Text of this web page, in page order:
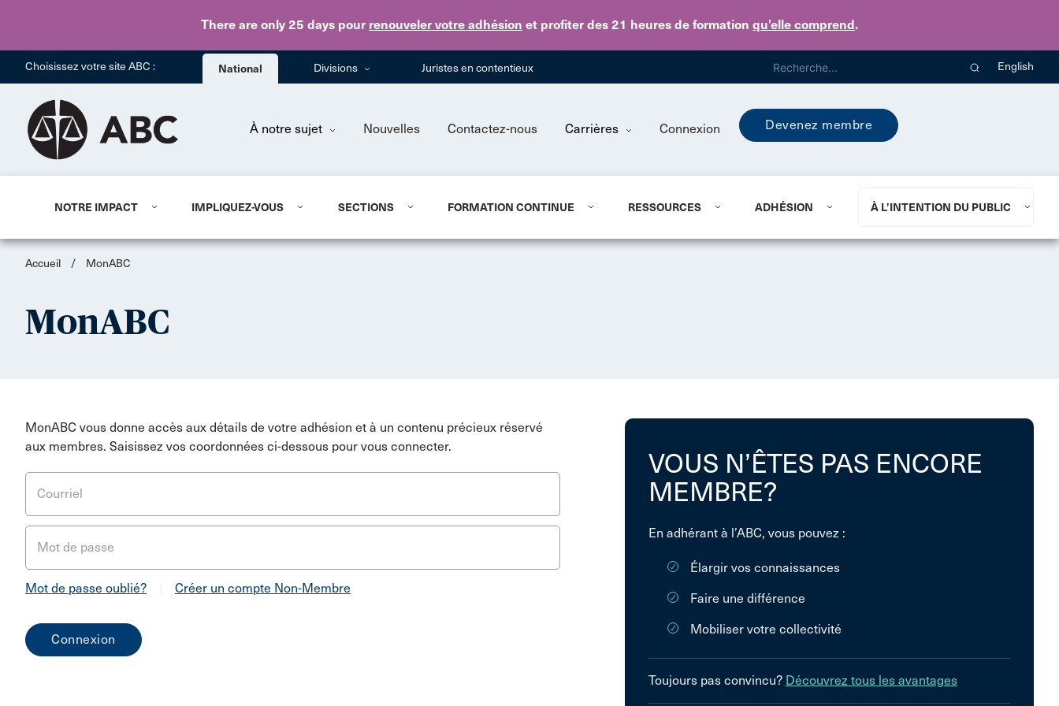
There are only 25 days pour renouveler votre adhésion et profiter des 21 heures de formation qu’elle comprend.
Skip to main content
Choisissez votre site ABC : National Divisions Juristes en contentieux English
À notre sujet Nouvelles Contactez-nous Carrières Connexion Devenez membre
NOTRE IMPACT IMPLIQUEZ-VOUS SECTIONS FORMATION CONTINUE RESSOURCES ADHÉSION À L’INTENTION DU PUBLIC
Accueil / MonABC
MonABC
MonABC vous donne accès aux détails de votre adhésion et à un contenu précieux réservé
aux membres. Saisissez vos coordonnées ci-dessous pour vous connecter.
Courriel
Mot de passe
Mot de passe oublié? Créer un compte Non-Membre
VOUS N’ÊTES PAS ENCORE
MEMBRE?
En adhérant à l’ABC, vous pouvez :
Élargir vos connaissances
Faire une différence
Mobiliser votre collectivité
Toujours pas convincu? Découvrez tous les avantages